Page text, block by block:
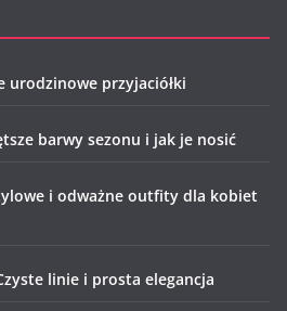
urodzinowe przyjaciółki
barwy sezonu i jak je nosić
i odważne outfity dla kobiet
linie i prosta elegancja